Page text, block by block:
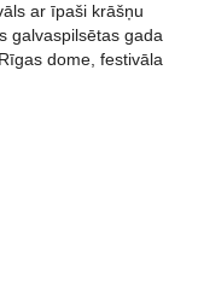
ar īpaši krāšņu
galvaspilsētas gada
dome, festivāla